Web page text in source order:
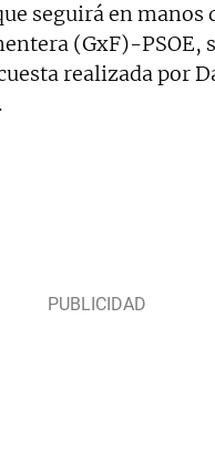
seguirá en manos
(GxF)-PSOE,
realizada por